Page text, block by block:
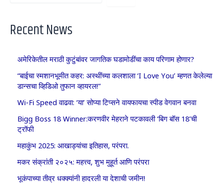
Recent News
अमेरिकेतील मराठी कुटुंबांवर जागतिक घडामोडींचा काय परिणाम होणार?
“बाईचा स्मशानभूमीत कहर: अस्थींच्या कलशाला ‘I Love You’ म्हणत केलेल्या
डान्सचा व्हिडिओ तुफान व्हायरल!”
Wi-Fi Speed वाढवा: ‘या’ सोप्या टिप्सने वायफायचा स्पीड वेगवान बनवा
Bigg Boss 18 Winner:करणवीर मेहराने पटकावली ‘बिग बॉस 18’ची
ट्रॉफी
महाकुंभ 2025: आखाड्यांचा इतिहास, परंपरा.
मकर संक्रांती २०२५: महत्त्व, शुभ मुहूर्त आणि परंपरा
भूकंपाच्या तीव्र धक्क्यांनी हादरली या देशाची जमीन!